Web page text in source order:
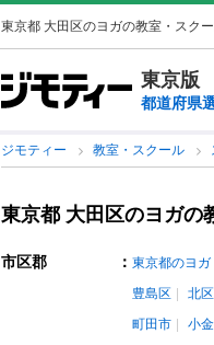
東京都 大田区のヨガの教室・スク
東京版
都道府県
ジモティー 教室・スクール
東京都 大田区のヨガの
市区郡 ： 東京都のヨガ
豊島区
北区
町田市
小